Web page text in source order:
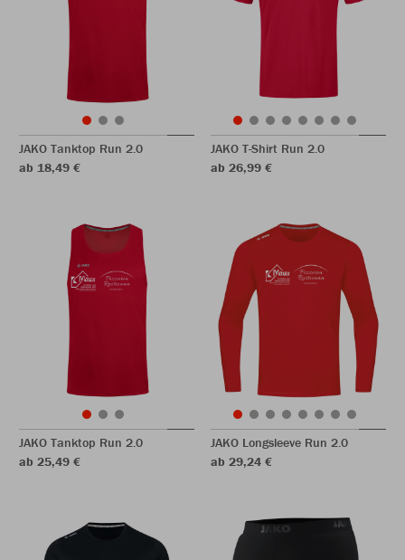
JAKO Tanktop Run 2.0
ab 18,49 €
JAKO T-Shirt Run 2.0
ab 26,99 €
JAKO Tanktop Run 2.0
ab 25,49 €
JAKO Longsleeve Run 2.0
ab 29,24 €